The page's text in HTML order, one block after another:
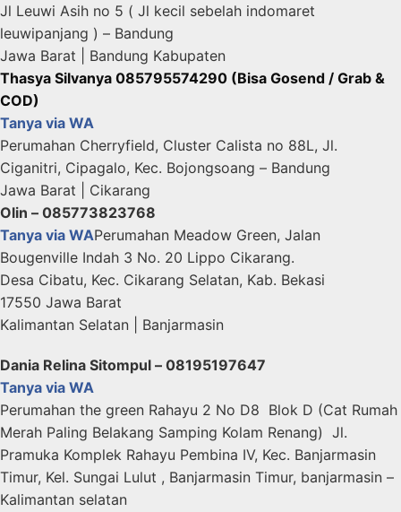
Jl Leuwi Asih no 5 ( Jl kecil sebelah indomaret
leuwipanjang ) – Bandung
Jawa Barat | Bandung Kabupaten
Thasya Silvanya 085795574290 (Bisa Gosend / Grab &
COD)
Tanya via WA
Perumahan Cherryfield, Cluster Calista no 88L, Jl.
Ciganitri, Cipagalo, Kec. Bojongsoang – Bandung
Jawa Barat | Cikarang
Olin – 085773823768
Tanya via WAPerumahan Meadow Green, Jalan
Bougenville Indah 3 No. 20 Lippo Cikarang.
Desa Cibatu, Kec. Cikarang Selatan, Kab. Bekasi
17550 Jawa Barat
Kalimantan Selatan | Banjarmasin
Dania Relina Sitompul – 08195197647
Tanya via WA
Perumahan the green Rahayu 2 No D8 Blok D (Cat Rumah
Merah Paling Belakang Samping Kolam Renang) Jl.
Pramuka Komplek Rahayu Pembina IV, Kec. Banjarmasin
Timur, Kel. Sungai Lulut , Banjarmasin Timur, banjarmasin –
Kalimantan selatan